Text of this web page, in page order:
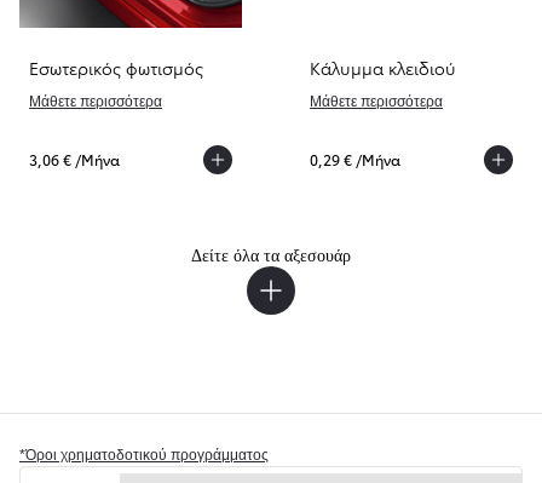
Εσωτερικός φωτισμός
Μάθετε περισσότερα
3,06 € /Μήνα
Κάλυμμα κλειδιού
Μάθετε περισσότερα
0,29 € /Μήνα
Δείτε όλα τα αξεσουάρ
*Όροι χρηματοδοτικού προγράμματος
Ένα βήμα πιο κοντά στο νέο σας Toyota